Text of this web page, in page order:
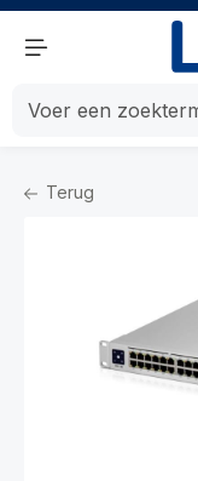
Terug
Home